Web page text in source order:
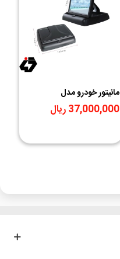
مانیتور خودرو مدل
Specification
37,000,000 ریال